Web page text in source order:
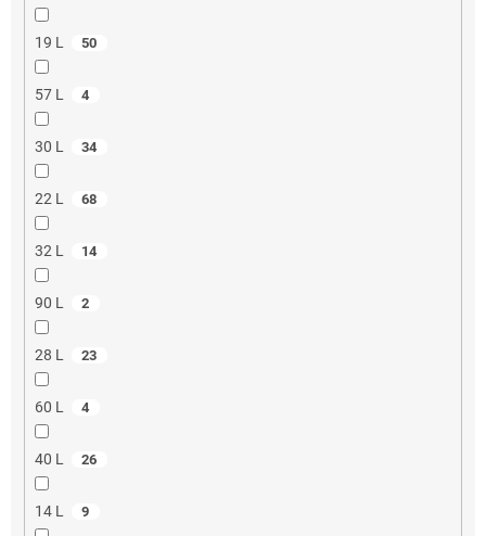
19 L 50
57 L 4
30 L 34
22 L 68
32 L 14
90 L 2
28 L 23
60 L 4
40 L 26
14 L 9